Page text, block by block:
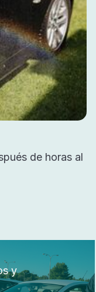
de horas al
y